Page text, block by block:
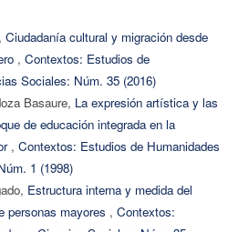
Ciudadanía cultural y migración desde
, Contextos: Estudios de
Sociales: Núm. 35 (2016)
Basaure, La expresión artística y las
de educación integrada en la
, Contextos: Estudios de Humanidades
1 (1998)
Estructura interna y medida del
personas mayores , Contextos: